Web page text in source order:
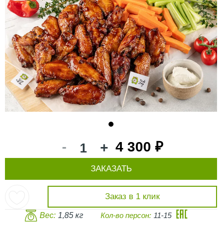
- + 4 300 ₽
Заказ в 1 клик
ЗАКАЗАТЬ
Вес: 1,85 кг Кол-во персон: 11-15